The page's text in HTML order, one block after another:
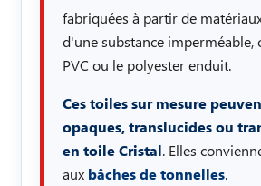
fabriquées à partir de
d'une substance imperméable,
PVC ou le polyester enduit.
Ces toiles sur mesure
opaques, translucides ou
en toile Cristal. Elles
aux bâches de tonnelles.